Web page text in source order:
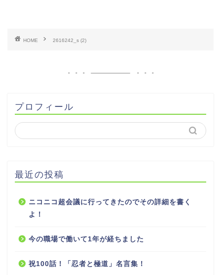
HOME 2616242_s (2)
プロフィール
最近の投稿
ニコニコ超会議に行ってきたのでその詳細を書く
よ！
今の職場で働いて1年が経ちました
祝100話！「忍者と極道」名言集！